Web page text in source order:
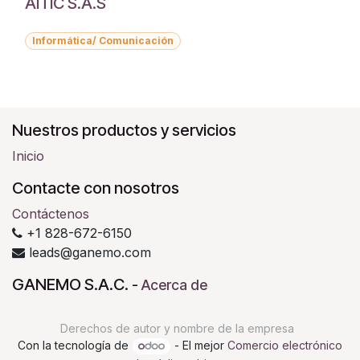
Informática/ Comunicación
Nuestros productos y servicios
Inicio
Contacte con nosotros
Contáctenos
+1 828-672-6150
leads@ganemo.com
GANEMO S.A.C. -Acerca de
Derechos de autor y nombre de la empresa
Con la tecnología de
- El mejor Comercio electrónico